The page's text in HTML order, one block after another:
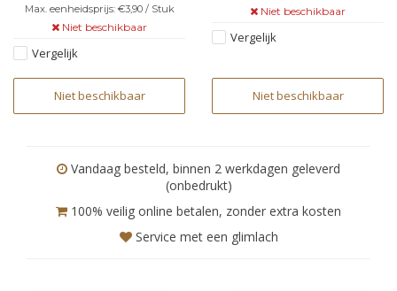
Max. eenheidsprijs: €3,90 / Stuk
Niet beschikbaar
Vergelijk
Niet beschikbaar
Niet beschikbaar
Vergelijk
Niet beschikbaar
Vandaag besteld, binnen 2 werkdagen geleverd
(onbedrukt)
100% veilig online betalen, zonder extra kosten
Service met een glimlach